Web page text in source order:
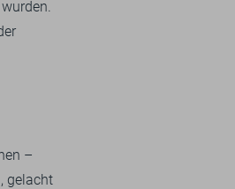
–
gelacht